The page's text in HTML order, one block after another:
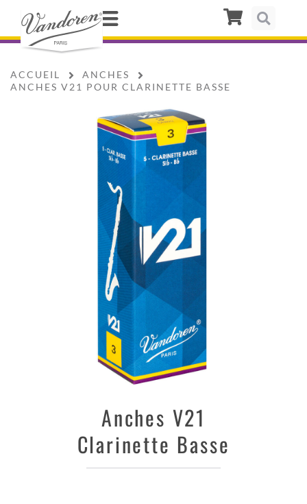
ACCUEIL
ANCHES
ANCHES V21 POUR CLARINETTE BASSE
Anches V21
Clarinette Basse